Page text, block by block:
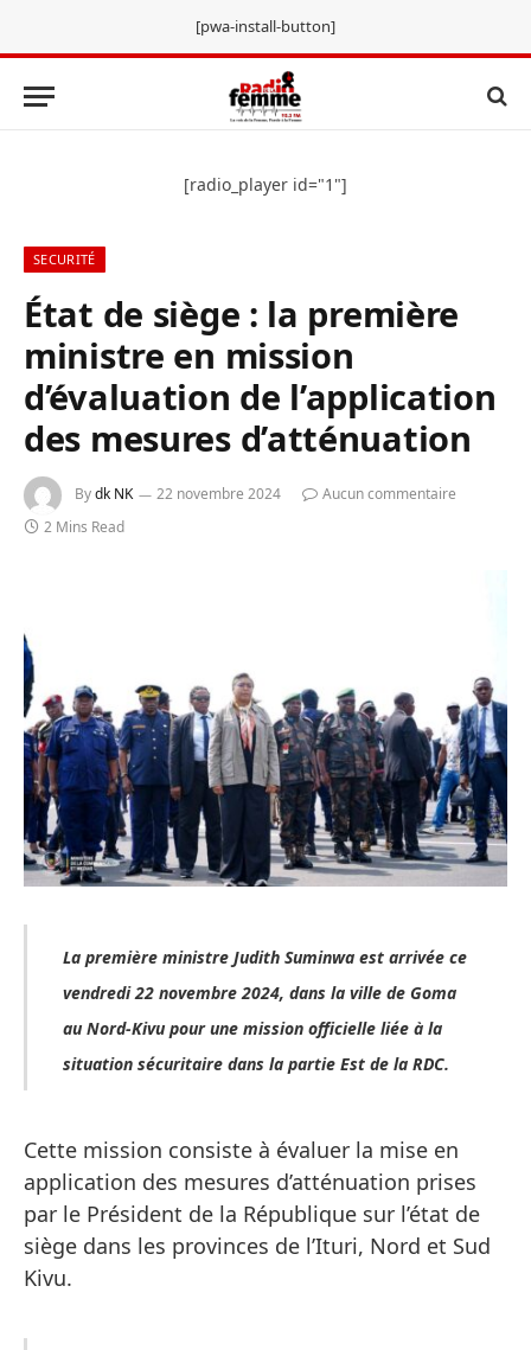
[pwa-install-button]
[radio_player id="1"]
SECURITÉ
État de siège : la première
ministre en mission
d’évaluation de l’application
des mesures d’atténuation
Bydk NK 22 novembre 2024
Aucun commentaire
2 Mins Read
La première ministre Judith Suminwa est arrivée ce
vendredi 22 novembre 2024, dans la ville de Goma
au Nord-Kivu pour une mission officielle liée à la
situation sécuritaire dans la partie Est de la RDC.
Cette mission consiste à évaluer la mise en
application des mesures d’atténuation prises
par le Président de la République sur l’état de
siège dans les provinces de l’Ituri, Nord et Sud
Kivu.